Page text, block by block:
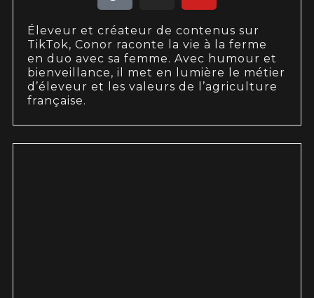
Éleveur et créateur de contenus sur
TikTok, Conor raconte la vie à la ferme
en duo avec sa femme. Avec humour et
bienveillance, il met en lumière le métier
d’éleveur et les valeurs de l’agriculture
française.